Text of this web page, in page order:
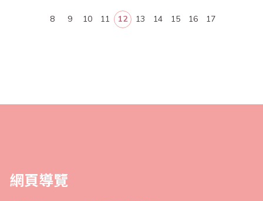
至今已經19年；今年比賽邀請來自全國近百位珠心算菁英與賽，賽
程設計分個人綜合賽、唸算及唸心算，比賽程度雖高，但選手表現
8 9 10 11 12 13 14 15 16 17
網頁導覽